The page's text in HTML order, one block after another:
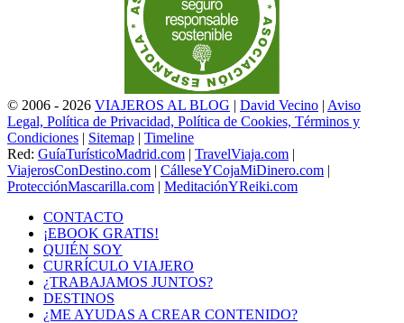
© 2006 - 2026 VIAJEROS AL BLOG | David Vecino | Aviso
Legal, Política de Privacidad, Política de Cookies, Términos y
Condiciones | Sitemap | Timeline
Red: GuíaTurísticoMadrid.com | TravelViaja.com |
ViajerosConDestino.com | CálleseYCojaMiDinero.com |
ProtecciónMascarilla.com | MeditaciónYReiki.com
CONTACTO
¡EBOOK GRATIS!
QUIÉN SOY
CURRÍCULO VIAJERO
¿TRABAJAMOS JUNTOS?
DESTINOS
¿ME AYUDAS A CREAR CONTENIDO?